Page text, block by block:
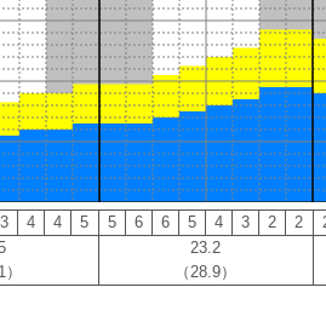
3 4 4 5 5 6 6 5 4 3 2 2
23.2
（28.9）